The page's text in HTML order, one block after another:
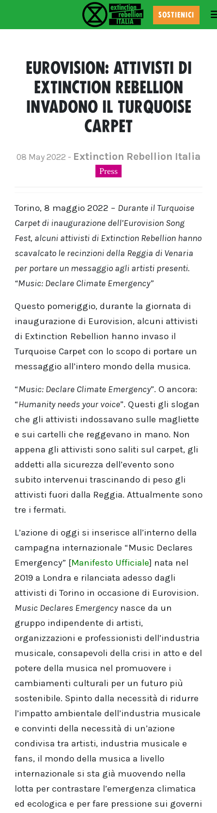
SOSTIENICI
EUROVISION: ATTIVISTI DI
EXTINCTION REBELLION
INVADONO IL TURQUOISE
CARPET
08 May 2022 - Extinction Rebellion Italia
Press
Torino, 8 maggio 2022 – Durante il Turquoise
Carpet di inaugurazione dell’Eurovision Song
Fest, alcuni attivisti di Extinction Rebellion hanno
scavalcato le recinzioni della Reggia di Venaria
per portare un messaggio agli artisti presenti.
“Music: Declare Climate Emergency”
Questo pomeriggio, durante la giornata di
inaugurazione di Eurovision, alcuni attivisti
di Extinction Rebellion hanno invaso il
Turquoise Carpet con lo scopo di portare un
messaggio all’intero mondo della musica.
“Music: Declare Climate Emergency”. O ancora:
“Humanity needs your voice”. Questi gli slogan
che gli attivisti indossavano sulle magliette
e sui cartelli che reggevano in mano. Non
appena gli attivisti sono saliti sul carpet, gli
addetti alla sicurezza dell’evento sono
subito intervenui trascinando di peso gli
attivisti fuori dalla Reggia. Attualmente sono
tre i fermati.
L’azione di oggi si inserisce all’interno della
campagna internazionale “Music Declares
Emergency” [Manifesto Ufficiale] nata nel
2019 a Londra e rilanciata adesso dagli
attivisti di Torino in occasione di Eurovision.
Music Declares Emergencynasce da un
gruppo indipendente di artisti,
organizzazioni e professionisti dell’industria
musicale, consapevoli della crisi in atto e del
potere della musica nel promuovere i
cambiamenti culturali per un futuro più
sostenibile. Spinto dalla necessità di ridurre
l’impatto ambientale dell’industria musicale
e convinti della necessità di un’azione
condivisa tra artisti, industria musicale e
fans, il mondo della musica a livello
internazionale si sta già muovendo nella
lotta per contrastare l’emergenza climatica
ed ecologica e per fare pressione sui governi